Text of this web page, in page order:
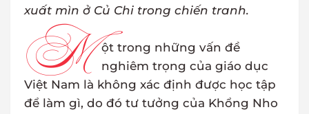
xuất mìn ở Củ Chi trong chiến tranh.
M ột trong những vấn đề
nghiêm trọng của giáo dục
Việt Nam là không xác định được học tập
để làm gì, do đó tư tưởng của Khổng Nho